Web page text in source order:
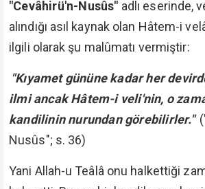
"Cevâhirü'n-Nusûs" adlı eserinde,
alındığı asıl kaynak olan Hâtem-i
ilgili olarak şu malûmatı vermiştir:
"Kıyamet gününe kadar her
ilmi ancak Hâtem-i veli'nin, o
kandilinin nurundan görebilirler."
Nusûs"; s. 36)
Yani Allah-u Teâlâ onu halkettiği